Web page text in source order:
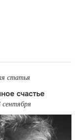
статья
счастье
сентября